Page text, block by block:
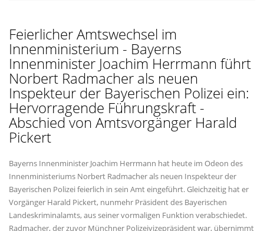
Feierlicher Amtswechsel im
Innenministerium - Bayerns
Innenminister Joachim Herrmann führt
Norbert Radmacher als neuen
Inspekteur der Bayerischen Polizei ein:
Hervorragende Führungskraft -
Abschied von Amtsvorgänger Harald
Pickert
Bayerns Innenminister Joachim Herrmann hat heute im Odeon des
Innenministeriums Norbert Radmacher als neuen Inspekteur der
Bayerischen Polizei feierlich in sein Amt eingeführt. Gleichzeitig hat er
Vorgänger Harald Pickert, nunmehr Präsident des Bayerischen
Landeskriminalamts, aus seiner vormaligen Funktion verabschiedet.
Radmacher, der zuvor Münchner Polizeivizepräsident war, übernimmt